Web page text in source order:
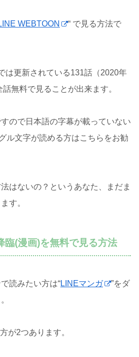
WEBTOON
“ で見る方法で
は更新されている131話（2020年
無料で見ることが出来ます。
ので日本語の字幕が載っていない
ル文字が読める方はこちらをお勧
はないの？というあなた、まだま
す。
臨(漫画)を無料で見る方法
読みたい方は“LINEマンガ
”をダ
が2つあります。